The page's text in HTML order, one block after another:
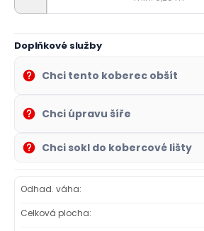
Doplňkové služby
Chci tento koberec obšít
Chci úpravu šíře
Chci sokl do kobercové lišty
Odhad. váha:
Celková plocha: